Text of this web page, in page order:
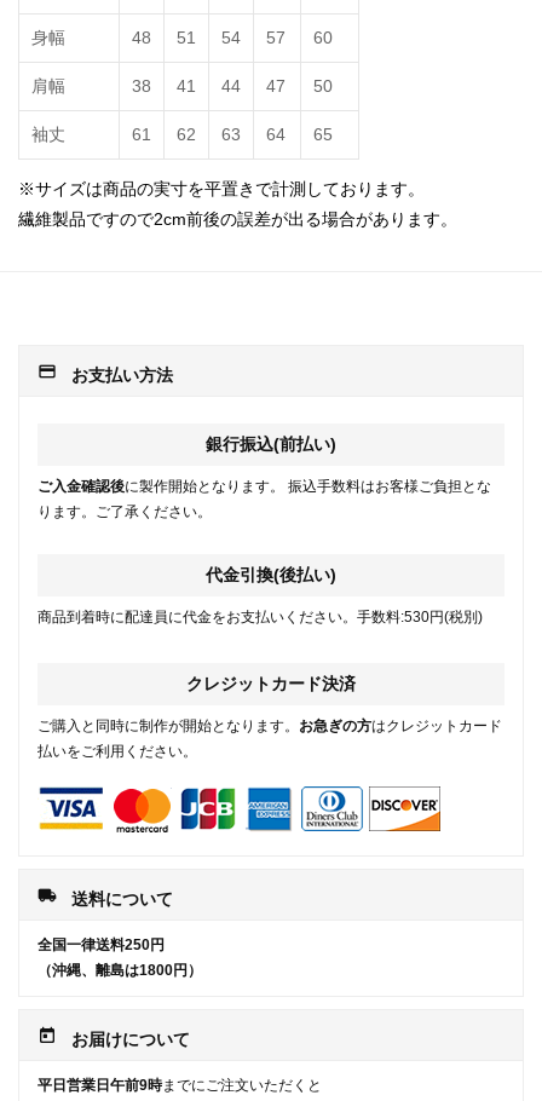
身幅 48 51 54 57 60
肩幅 38 41 44 47 50
袖丈 61 62 63 64 65
※サイズは商品の実寸を平置きで計測しております。
繊維製品ですので2cm前後の誤差が出る場合があります。
payment お支払い方法
銀行振込(前払い)
ご入金確認後に製作開始となります。 振込手数料はお客様ご負担とな
ります。ご了承ください。
代金引換(後払い)
商品到着時に配達員に代金をお支払いください。手数料:530円(税別)
クレジットカード決済
ご購入と同時に制作が開始となります。 お急ぎの方はクレジットカード
払いをご利用ください。
local_shipping 送料について
全国一律送料250円
（沖縄、離島は1800円）
today お届けについて
平日営業日午前9時までにご注文いただくと